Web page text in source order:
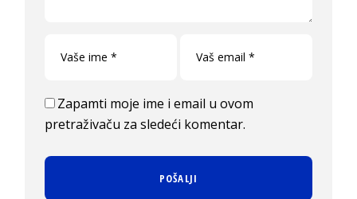
Zapamti moje ime i email u ovom
pretraživaču za sledeći komentar.